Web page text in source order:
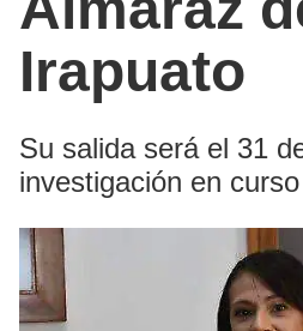
Irapuato
Su salida será el 31
investigación en curso